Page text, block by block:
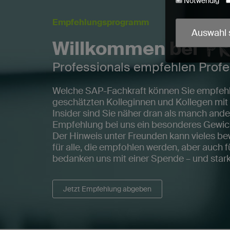
Empfehlungsprogramm
Willkommen bei
Professionals empfehlen
Welche SAP-Fachkraft können Sie
geschätzten Kolleginnen und Kollegen
Insider sind Sie näher dran als manch
Empfehlung bei uns ein besonderes
Der Hinweis unter Freunden kann vieles
für alle, die empfohlen werden, aber auch
bedanken uns mit einer Spende – und
Jetzt Empfehlung abgeben
utmParams
crmcm
read-
Wir erfassen
Auswahl